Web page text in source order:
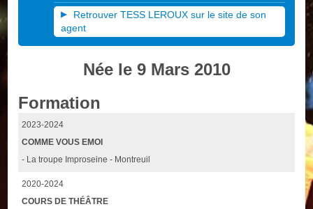
Retrouver TESS LEROUX sur le site de son
agent
Née le 9 Mars 2010
Formation
2023-2024
COMME VOUS EMOI
- La troupe Improseine - Montreuil
2020-2024
COURS DE THÉÂTRE